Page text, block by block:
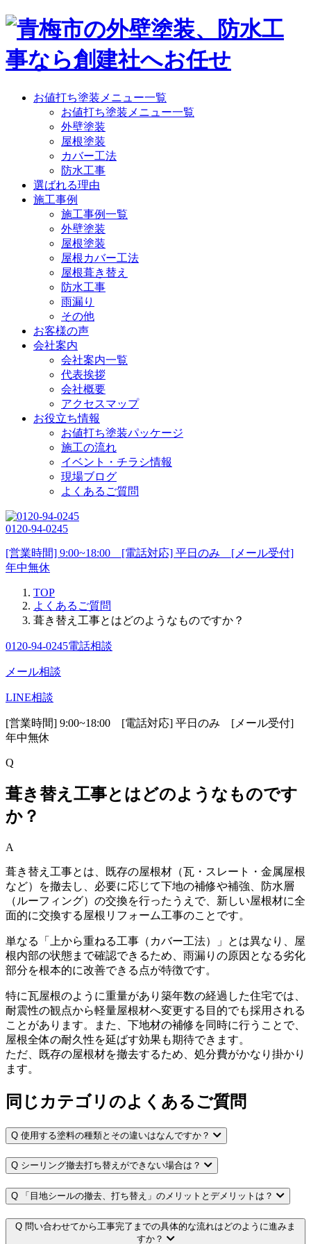
お値打ち塗装メニュー一覧
お値打ち塗装メニュー一覧
外壁塗装
屋根塗装
カバー工法
防水工事
選ばれる理由
施工事例
施工事例一覧
外壁塗装
屋根塗装
屋根カバー工法
屋根葺き替え
防水工事
雨漏り
その他
お客様の声
会社案内
会社案内一覧
代表挨拶
会社概要
アクセスマップ
お役立ち情報
お値打ち塗装パッケージ
施工の流れ
イベント・チラシ情報
現場ブログ
よくあるご質問
0120-94-0245
[営業時間] 9:00~18:00 [電話対応] 平日のみ [メール受付]
年中無休
TOP
よくあるご質問
葺き替え工事とはどのようなものですか？
0120-94-0245電話相談
メール相談
LINE相談
[営業時間] 9:00~18:00 [電話対応] 平日のみ [メール受付]
年中無休
Q
葺き替え工事とはどのようなものです
か？
A
葺き替え工事とは、既存の屋根材（瓦・スレート・金属屋根
など）を撤去し、必要に応じて下地の補修や補強、防水層
（ルーフィング）の交換を行ったうえで、新しい屋根材に全
面的に交換する屋根リフォーム工事のことです。
単なる「上から重ねる工事（カバー工法）」とは異なり、屋
根内部の状態まで確認できるため、雨漏りの原因となる劣化
部分を根本的に改善できる点が特徴です。
特に瓦屋根のように重量があり築年数の経過した住宅では、
耐震性の観点から軽量屋根材へ変更する目的でも採用される
ことがあります。また、下地材の補修を同時に行うことで、
屋根全体の耐久性を延ばす効果も期待できます。
ただ、既存の屋根材を撤去するため、処分費がかなり掛かり
ます。
同じカテゴリのよくあるご質問
Q 使用する塗料の種類とその違いはなんですか？
Q シーリング撤去打ち替えができない場合は？
Q 「目地シールの撤去、打ち替え」のメリットとデメリットは？
Q 問い合わせてから工事完了までの具体的な流れはどのように進みま
すか？